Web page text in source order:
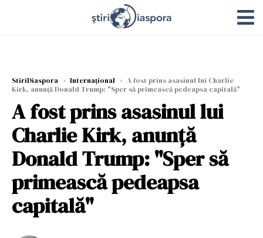
StiriDiaspora › Internațional › A fost prins asasinul lui Charlie
Kirk, anunță Donald Trump: "Sper să primească pedeapsa capitală"
A fost prins asasinul lui
Charlie Kirk, anunță
Donald Trump: "Sper să
primească pedeapsa
capitală"